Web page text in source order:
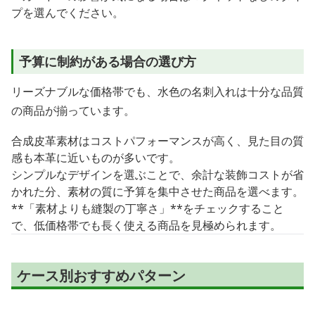
プを選んでください。
予算に制約がある場合の選び方
リーズナブルな価格帯でも、水色の名刺入れは十分な品質
の商品が揃っています。
合成皮革素材はコストパフォーマンスが高く、見た目の質
感も本革に近いものが多いです。
シンプルなデザインを選ぶことで、余計な装飾コストが省
かれた分、素材の質に予算を集中させた商品を選べます。
**「素材よりも縫製の丁寧さ」**をチェックすること
で、低価格帯でも長く使える商品を見極められます。
ケース別おすすめパターン